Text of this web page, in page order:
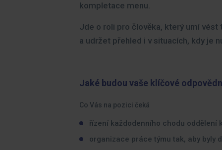
kompletace menu.
Jde o roli pro člověka, který umí
a udržet přehled i v situacích, kdy je
Jaké budou vaše klíčové
Co Vás na pozici čeká
řízení každodenního chodu oddělení
organizace práce týmu tak, aby byly